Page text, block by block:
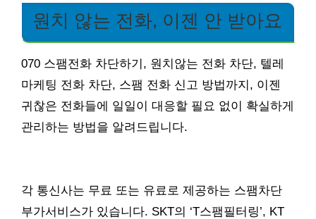
원치 않는 전화, 이젠 안 받아요
070 스팸전화 차단하기, 원치않는 전화 차단, 텔레
마케팅 전화 차단, 스팸 전화 신고 방법까지, 이젠
귀찮은 전화들에 일일이 대응할 필요 없이 확실하게
관리하는 방법을 알려드립니다.
각 통신사는 무료 또는 유료로 제공하는 스팸차단
부가서비스가 있습니다. SKT의 ‘T스팸필터링’, KT